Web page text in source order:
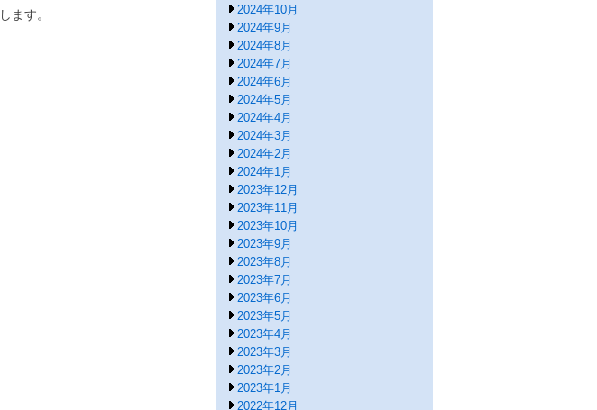
します。
2024年10月
2024年9月
2024年8月
2024年7月
2024年6月
2024年5月
2024年4月
2024年3月
2024年2月
2024年1月
2023年12月
2023年11月
2023年10月
2023年9月
2023年8月
2023年7月
2023年6月
2023年5月
2023年4月
2023年3月
2023年2月
2023年1月
2022年12月